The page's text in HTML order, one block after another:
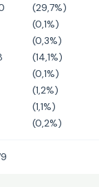
(29,7%)
(0,1%)
(0,3%)
(14,1%)
(0,1%)
(1,2%)
(1,1%)
(0,2%)